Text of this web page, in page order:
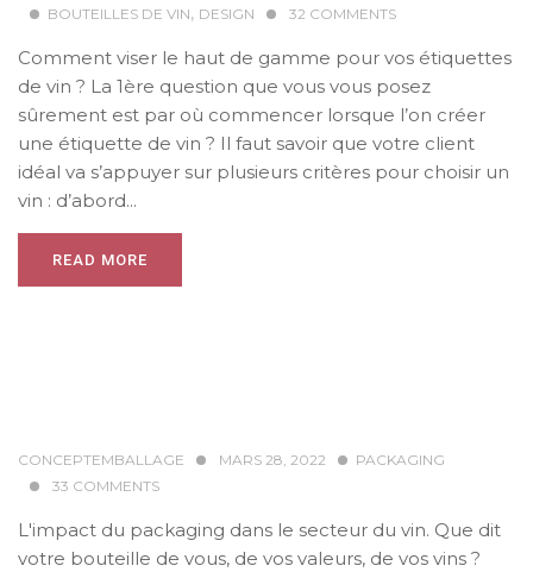
BOUTEILLES DE VIN, DESIGN 32 COMMENTS
Comment viser le haut de gamme pour vos étiquettes
de vin ? La 1ère question que vous vous posez
sûrement est par où commencer lorsque l’on créer
une étiquette de vin ? Il faut savoir que votre client
idéal va s’appuyer sur plusieurs critères pour choisir un
vin : d’abord...
READ MORE
CONCEPTEMBALLAGE MARS 28, 2022
PACKAGING
33 COMMENTS
L'impact du packaging dans le secteur du vin. Que dit
votre bouteille de vous, de vos valeurs, de vos vins ?